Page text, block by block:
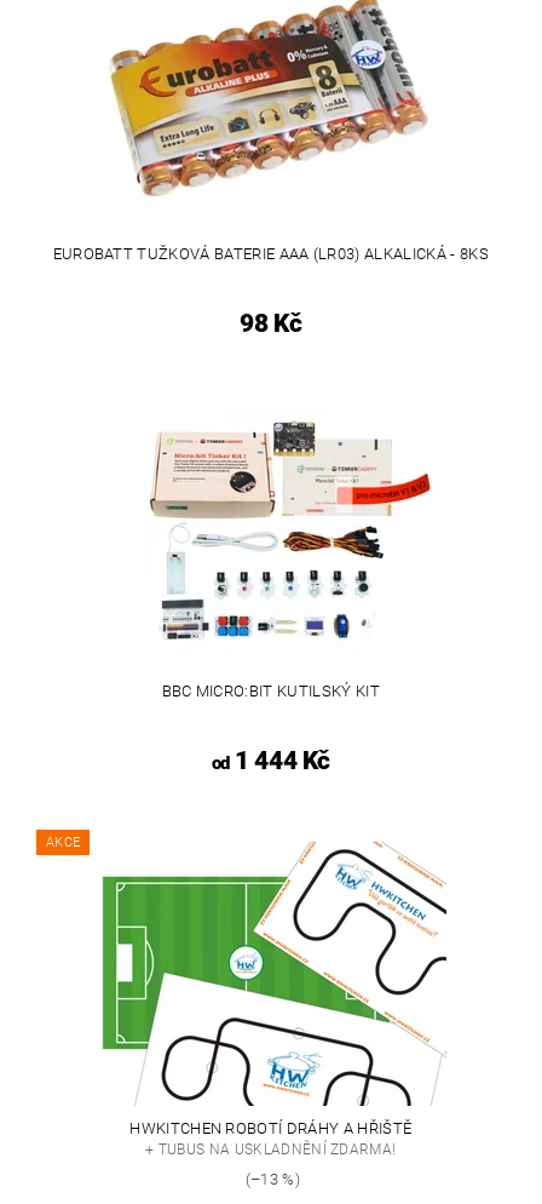
EUROBATT TUŽKOVÁ BATERIE AAA (LR03) ALKALICKÁ - 8KS
98 Kč
BBC MICRO:BIT KUTILSKÝ KIT
od1 444 Kč
AKCE
HWKITCHEN ROBOTÍ DRÁHY A HŘIŠTĚ
+ TUBUS NA USKLADNĚNÍ ZDARMA!
(–13 %)